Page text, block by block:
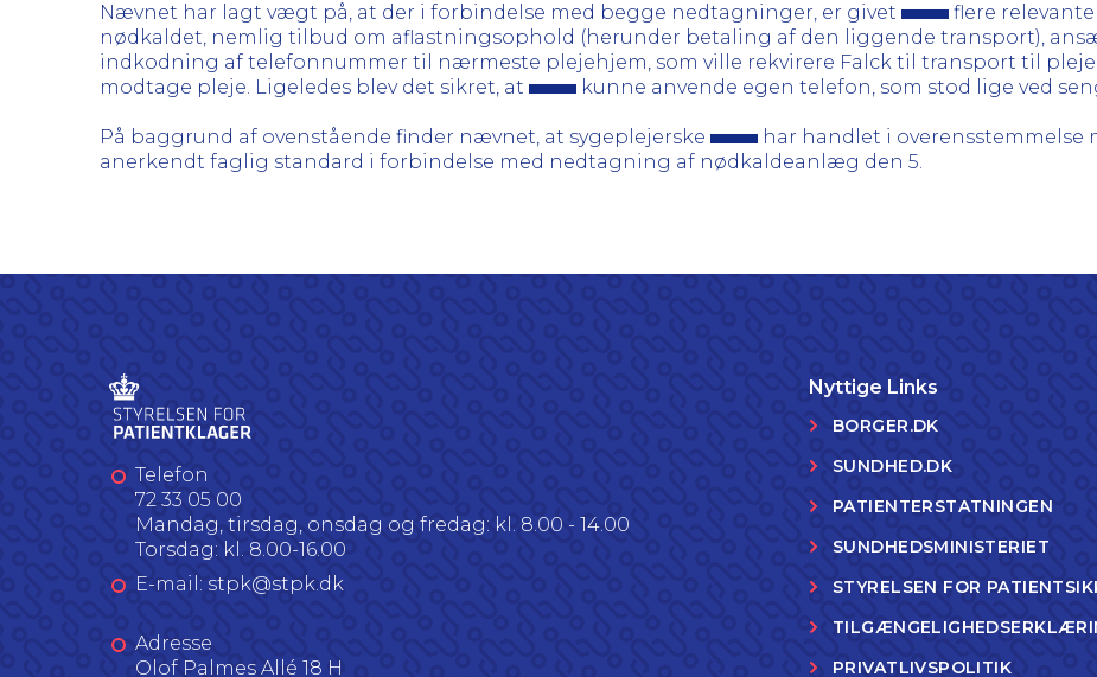
Nævnet har lagt vægt på, at der i forbindelse med begge nedtagninger, er givet
flere
nødkaldet, nemlig tilbud om aflastningsophold (herunder betaling af den liggende transport),
indkodning af telefonnummer til nærmeste plejehjem, som ville rekvirere Falck til transport til
modtage pleje. Ligeledes blev det sikret, at
kunne anvende egen telefon, som stod lige ved
På baggrund af ovenstående finder nævnet, at sygeplejerske
har handlet i
anerkendt faglig standard i forbindelse med nedtagning af nødkaldeanlæg den 5.
Telefon
72 33 05 00
Mandag, tirsdag, onsdag og fredag: kl. 8.00 - 14.00
Torsdag: kl. 8.00-16.00
E-mail: stpk@stpk.dk
Adresse
Olof Palmes Allé 18 H
Nyttige Links
BORGER.DK
SUNDHED.DK
PATIENTERSTATNINGEN
SUNDHEDSMINISTERIET
STYRELSEN FOR
PRIVATLIVSPOLITIK